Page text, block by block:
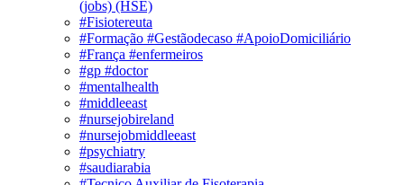
(jobs) (HSE)
#Fisiotereuta
#Formação #Gestãodecaso #ApoioDomiciliário
#França #enfermeiros
#gp #doctor
#mentalhealth
#middleeast
#nursejobireland
#nursejobmiddleeast
#psychiatry
#saudiarabia